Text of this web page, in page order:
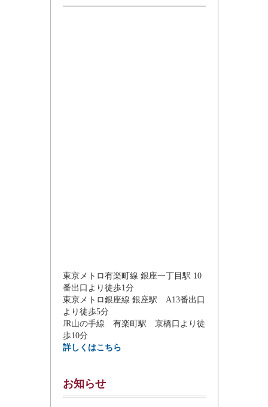
東京メトロ有楽町線 銀座一丁目駅 10
番出口より徒歩1分
東京メトロ銀座線 銀座駅 A13番出口
より徒歩5分
JR山の手線 有楽町駅 京橋口より徒
歩10分
詳しくはこちら
お知らせ